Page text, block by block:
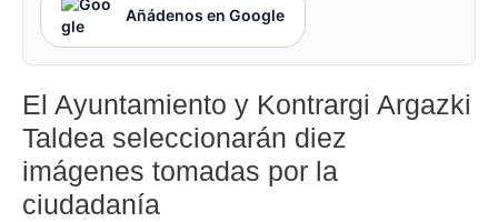
Añádenos en Google
El Ayuntamiento y Kontrargi Argazki
Taldea seleccionarán diez
imágenes tomadas por la
ciudadanía